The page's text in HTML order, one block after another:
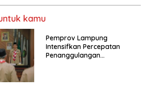
kamu
Pemprov Lampung
Intensifkan Percepatan
Penanggulangan